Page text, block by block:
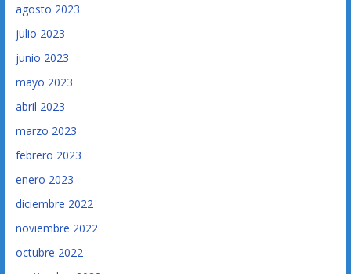
agosto 2023
julio 2023
junio 2023
mayo 2023
abril 2023
marzo 2023
febrero 2023
enero 2023
diciembre 2022
noviembre 2022
octubre 2022